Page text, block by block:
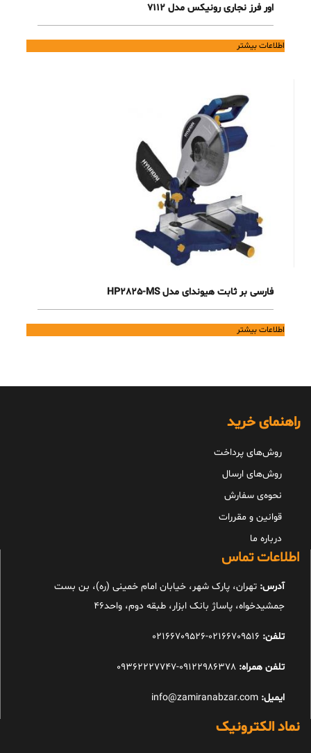
اور فرز نجاری رونیکس مدل 7112
اطلاعات بیشتر
فارسی بر ثابت هیوندای مدل HP2825-MS
اطلاعات بیشتر
راهنمای خرید
روش‌های پرداخت
روش‌های ارسال
نحوه‌ی سفارش
قوانین و مقررات
درباره ما
اطلاعات تماس
آدرس: تهران، پارک شهر، خیابان امام خمینی (ره)، بن بست
جمشیدخواه، پاساژ بانک ابزار، طبقه دوم، واحد46
تلفن:
تلفن همراه: 09122986378-09362227747
ایمیل:
نماد الکترونیک